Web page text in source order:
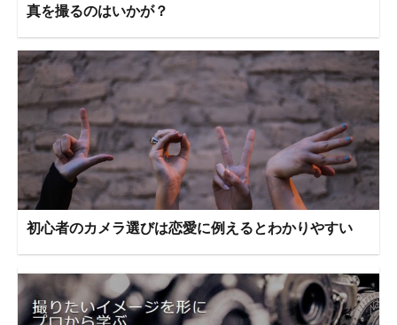
真を撮るのはいかが？
初心者のカメラ選びは恋愛に例えるとわかりやすい